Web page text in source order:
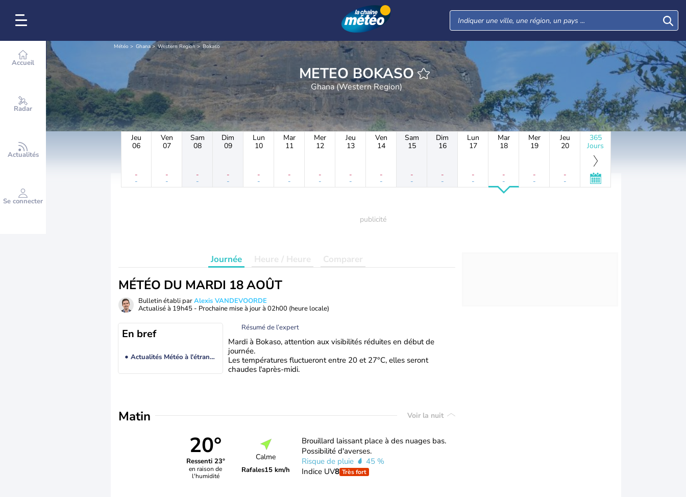
Accueil
Radar
Actualités
Se connecter
Météo Ghana Western Region Bokaso
METEO BOKASO
Ghana (Western Region)
Jeu
06
-
-
Ven
07
-
-
Sam
08
-
-
Dim
09
-
-
Lun
10
-
-
Mar
11
-
-
Mer
12
-
-
Jeu
13
-
-
Ven
14
-
-
Sam
15
-
-
Dim
16
-
-
Lun
17
-
-
Mar
18
-
-
Mer
19
-
-
Jeu
20
-
-
365
Jours
Journée Heure / Heure Comparer
MÉTÉO DU MARDI 18 AOÛT
Bulletin établi parAlexis VANDEVOORDE
Actualisé à 19h45 - Prochaine mise à jour à 02h00 (heure locale)
En bref
Actualités Météo à l'étranger
Résumé de l’expert
Mardi à Bokaso, attention aux visibilités réduites en début de
journée.
Les températures fluctueront entre 20 et 27°C, elles seront
chaudes l'après-midi.
Matin Voir la nuit
20°
Ressenti 23°
en raison de
l'humidité
Calme
Rafales15 km/h
Brouillard laissant place à des nuages bas.
Possibilité d'averses.
Risque de pluie
45 %
Indice UV8 Très fort